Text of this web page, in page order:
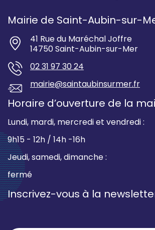
Mairie de Saint-Aubin-sur-
41 Rue du Maréchal Joffre
14750 Saint-Aubin-sur-Mer
02 31 97 30 24
mairie@saintaubinsurmer.fr
Horaire d’ouverture de la
Lundi, mardi, mercredi et vendredi :
9h15 - 12h / 14h -16h
Jeudi, samedi, dimanche :
fermé
Inscrivez-vous à la